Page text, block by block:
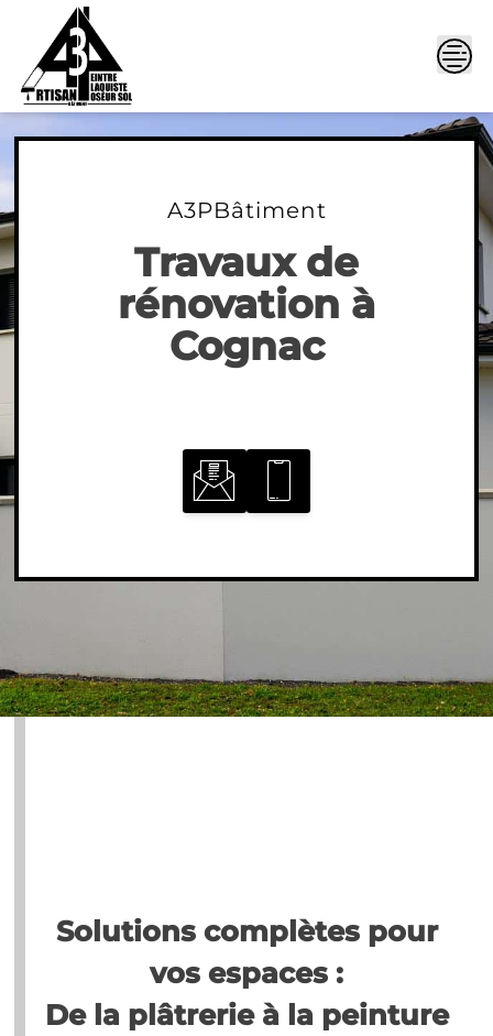
A3PBâtiment
Travaux de
rénovation à
Cognac
Solutions complètes pour
vos espaces :
De la plâtrerie à la peinture